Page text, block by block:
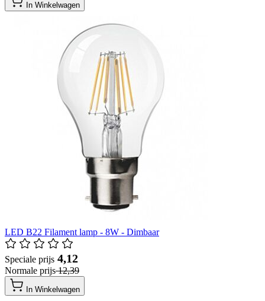
In Winkelwagen
LED B22 Filament lamp - 8W - Dimbaar
Speciale prijs ​ 4,12
Normale prijs​ 12,39
In Winkelwagen